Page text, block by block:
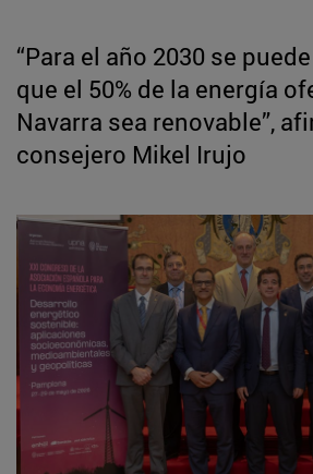
“Para el año 2030 se
que el 50% de la energía
Navarra sea renovable”,
consejero Mikel Irujo